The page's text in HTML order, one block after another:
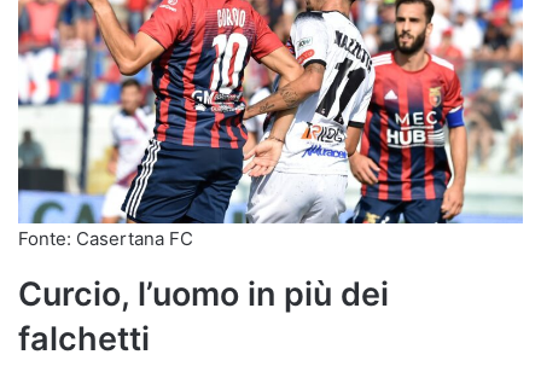
Fonte: Casertana FC
Curcio, l’uomo in più dei
falchetti